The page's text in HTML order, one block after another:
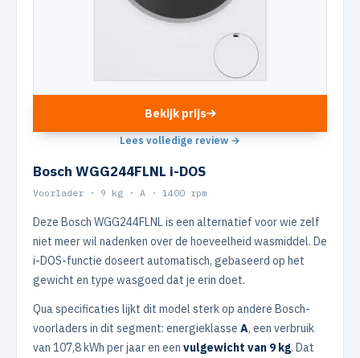
Bekijk prijs
Lees volledige review →
Bosch WGG244FLNL i-DOS
Voorlader · 9 kg · A · 1400 rpm
Deze Bosch WGG244FLNL is een alternatief voor wie zelf
niet meer wil nadenken over de hoeveelheid wasmiddel. De
i-DOS-functie doseert automatisch, gebaseerd op het
gewicht en type wasgoed dat je erin doet.
Qua specificaties lijkt dit model sterk op andere Bosch-
voorladers in dit segment: energieklasse A, een verbruik
van 107,8 kWh per jaar en een vulgewicht van 9 kg. Dat